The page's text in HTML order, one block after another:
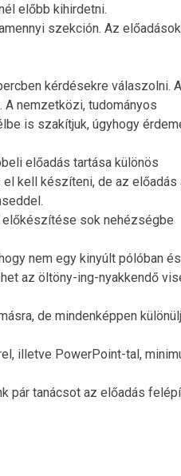
előbb kihirdetni.
szekción. Az
kérdésekre válaszolni.
A nemzetközi, tudományos
is szakítjuk, úgyhogy
előadás tartása különös
kell készíteni, de az előadás
előkészítése sok nehézségbe
nem egy kinyúlt pólóban
az öltöny-ing-nyakkendő
de mindenképpen
illetve PowerPoint-tal,
pár tanácsot az előadás